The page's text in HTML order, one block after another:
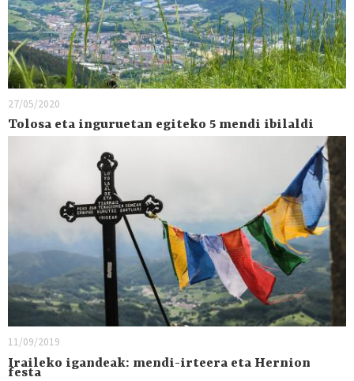
27/05/2020
Tolosa eta inguruetan egiteko 5 mendi ibilaldi
11/09/2019
Iraileko igandeak: mendi-irteera eta Hernion
festa